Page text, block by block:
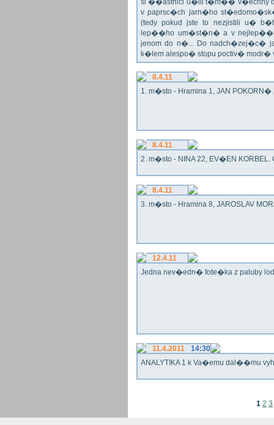
si ��astnici u�ili t�m�� v�echny
v paprsc�ch jarn�ho
(tedy pokud jste to nezjistili u�
lep��ho um�st�n� a v
jenom do n�... Do nadch�zej�c�
k�lem alespo� stopu poctiv�
8.4.11
1. m�sto - Hramina 1, JAN
8.4.11
2. m�sto - NINA 22, EV�EN KORBEL.
8.4.11
3. m�sto - Hramina 8, JAROSLAV
12.4.11
Jedna nev�edn� fote�ka z paluby
11.4.2011
14:30
ANALYTIKA 1 k Va�emu dal��mu
1 2 3